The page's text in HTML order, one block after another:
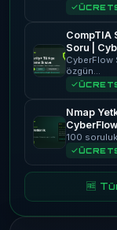
CompTIA
Soru |
CyberFlow
özgün…
Nmap
CyberFlow
100
🆓